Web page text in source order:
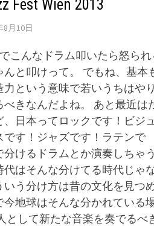
Fest Wien 2013
8月10日
こんなドラム叩いたら怒られ
と叩けって。 でもね、基本
という意味で若いうちはやり
きなんだよね。 あと最近は
日本ってロックです！ビジ
です！ジャズです！ラテンで
けるドラムとか演奏しちゃう
はそんな分けてる時代じゃ
う分け方は昔の文化を見つ
今地球はそんな分かれている
として新たな音楽を奏でるべ